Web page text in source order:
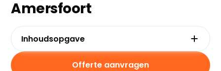
Amersfoort
Inhoudsopgave
Amersfoort?
Offerte aanvragen